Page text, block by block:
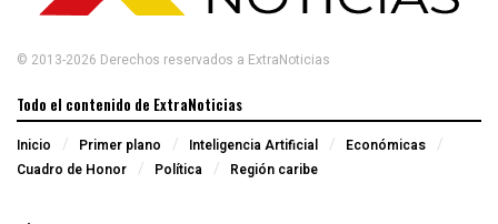
© 2013-2026 Derechos reservados a ExtraNoticias
Todo el contenido de ExtraNoticias
Inicio Primer plano Inteligencia Artificial
Económicas
Cuadro de Honor
Política Región caribe